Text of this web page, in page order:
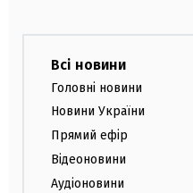
Всі новини
Головні новини
Новини України
Прямий ефір
Відеоновини
Аудіоновини